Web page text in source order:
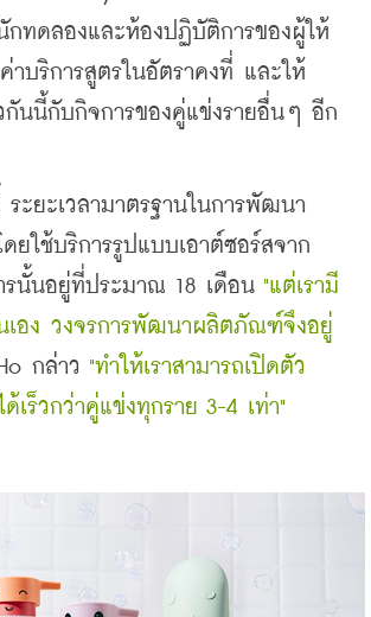
กทดลองและห้องปฏิบัติการของผู้ให้
าบริการสูตรในอัตราคงที่ และให้
กันนี้กับกิจการของคู่แข่งรายอื่นๆ อีก
ะเวลามาตรฐานในการพัฒนา
ยใช้บริการรูปแบบเอาต์ซอร์สจาก
รนั้นอยู่ที่ประมาณ 18 เดือน "แต่เรามี
เอง วงจรการพัฒนาผลิตภัณฑ์จึงอยู่
กล่าว "ทำให้เราสามารถเปิดตัว
ร็วกว่าคู่แข่งทุกราย 3-4 เท่า"